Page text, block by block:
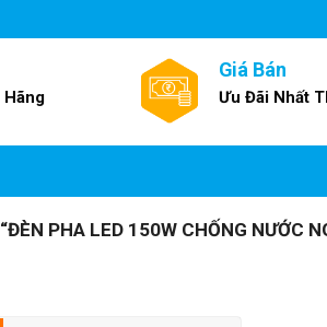
Hãng
Giá Bán
Ưu Đãi Nhất
PHA LED 150W CHỐNG NƯỚC